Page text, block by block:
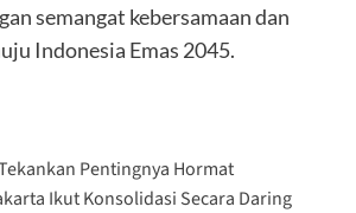
semangat kebersamaan dan
Indonesia Emas 2045.
Pentingnya Hormat
Ikut Konsolidasi Secara Daring